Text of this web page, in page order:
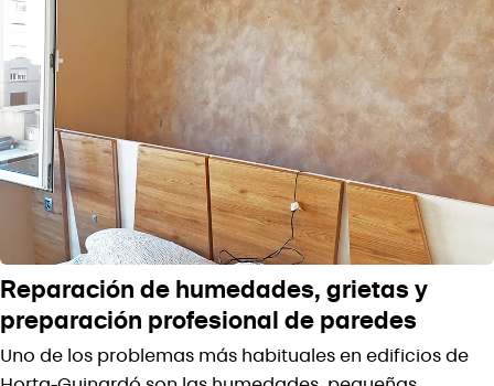
total del trabajo. Si los materiales superan ese
porcentaje, la operación tributaría al tipo general del 21%.
En caso de
rehabilitación edificatoria, la vivienda debe haber
sido construida o terminada con al menos2 años de
antelación
al inicio de las obras.
⚠️ El marcado de esta casilla implica laresponsabilidad del
clientesobre el cumplimiento de estas condiciones. La
empresa se reserva el derecho de solicitar documentación
justificativa.
Reparación de humedades, grietas y
preparación profesional de paredes
Uno de los problemas más habituales en edificios de